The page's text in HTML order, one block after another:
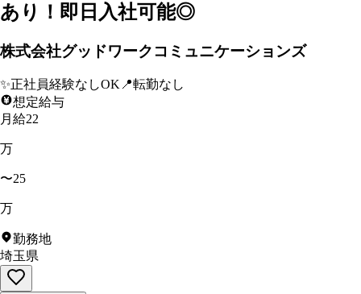
あり！即日入社可能◎
株式会社グッドワークコミュニケーションズ
✨正社員経験なしOK 📍転勤なし
想定給与
月給22
万
〜25
万
勤務地
埼玉県